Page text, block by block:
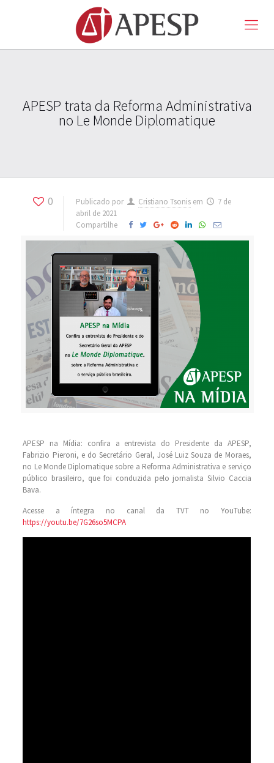
APESP trata da Reforma Administrativa
no Le Monde Diplomatique
0 Publicado por Cristiano Tsonis em
7 de
abril de 2021
Compartilhe
APESP na Mídia: confira a entrevista do Presidente da APESP,
Fabrizio Pieroni, e do Secretário Geral, José Luiz Souza de Moraes,
no Le Monde Diplomatique sobre a Reforma Administrativa e serviço
público brasileiro, que foi conduzida pelo jornalista Silvio Caccia
Bava.
Acesse a íntegra no canal da TVT no YouTube:
https://youtu.be/7G26so5MCPA